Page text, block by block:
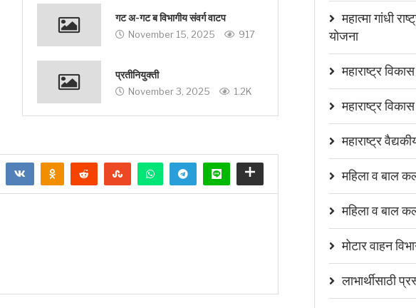
गट अ-गट ब विभागीय संवर्ग वाटप
November 15, 2025 917
प्रतीनियुक्ती
November 3, 2025 1.2K
महात्मा गांधी
योजना
महाराष्ट्र
महाराष्ट्र
महाराष्ट्र
महिला व बाल
महिला व बाल
मोटार वाहन
लाभार्थीसाठी